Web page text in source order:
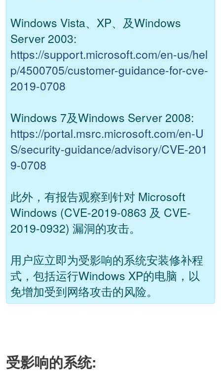
Windows Vista、XP、及Windows
Server 2003:
https://support.microsoft.com/en-us/hel
p/4500705/customer-guidance-for-cve-
2019-0708
Windows 7及Windows Server 2008:
https://portal.msrc.microsoft.com/en-U
S/security-guidance/advisory/CVE-201
9-0708
此外，有报告观察到针对 Microsoft
Windows (CVE-2019-0863 及 CVE-
2019-0932) 漏洞的攻击。
用户应立即为受影响的系统安装修补程
式，包括运行Windows XP的电脑，以
免增加受到网络攻击的风险。
受影响的系统: